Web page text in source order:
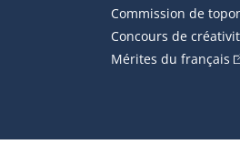
Commission de
Concours de
Mérites du français